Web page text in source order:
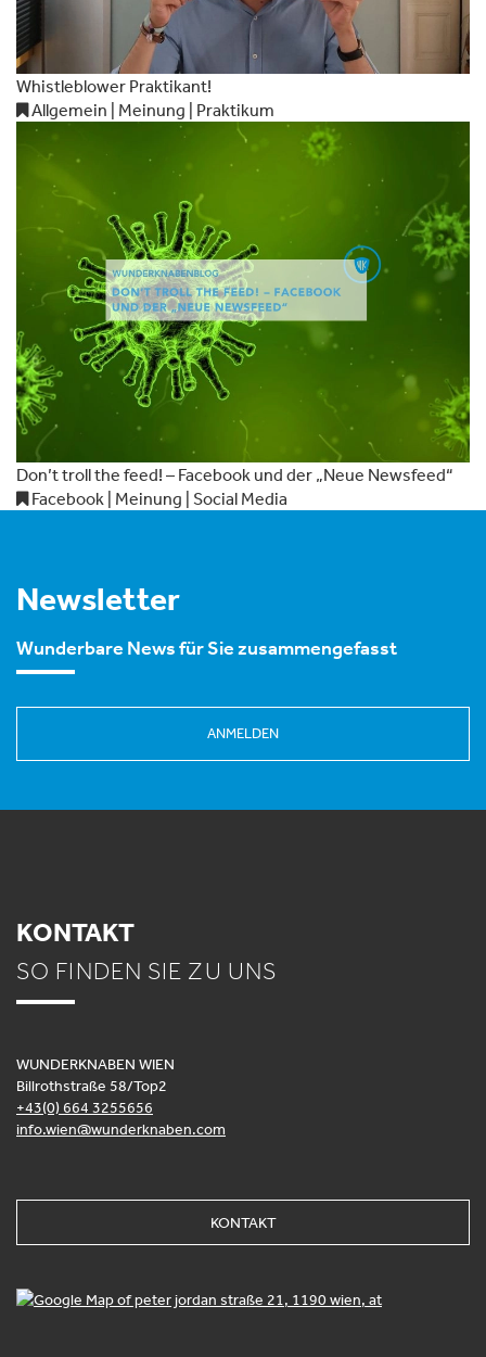
Whistleblower Praktikant!
Allgemein | Meinung | Praktikum
Don’t troll the feed! – Facebook und der „Neue Newsfeed“
Facebook | Meinung | Social Media
Newsletter
Wunderbare News für Sie zusammengefasst
ANMELDEN
KONTAKT
SO FINDEN SIE ZU UNS
WUNDERKNABEN WIEN
Billrothstraße 58/Top2
+43(0) 664 3255656
info.wien@wunderknaben.com
KONTAKT